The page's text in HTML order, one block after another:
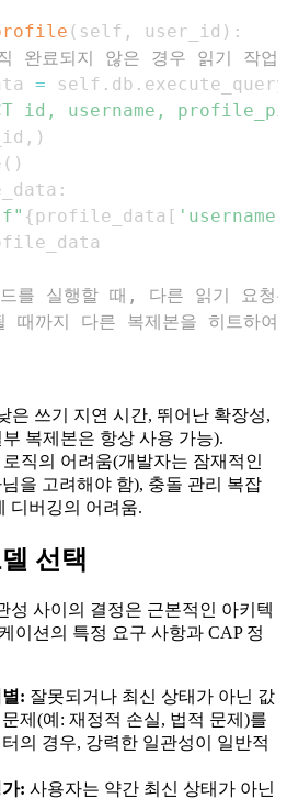
( self , user_id ) :
완료되지 않은 경우 읽기 작
= self . db . execute_query
id, username,
, )
( )
:
f" {profile_data [ 'username'
를 실행할 때, 다른 읽기 요청
때까지 다른 복제본을 히트하
은 쓰기 지연 시간, 뛰어난 확장성,
복제본은 항상 사용 가능).
직의 어려움(개발자는 잠재적인
을 고려해야 함), 충돌 관리 복잡
디버깅의 어려움.
선택
성 사이의 결정은 근본적인 아키텍
이션의 특정 요구 사항과 CAP 정
: 잘못되거나 최신 상태가 아닌 값
제(예: 재정적 손실, 법적 문제)를
의 경우, 강력한 일관성이 일반적
: 사용자는 약간 최신 상태가 아닌